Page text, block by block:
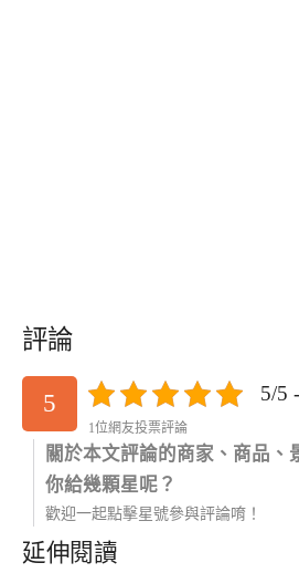
評論
5 5/5
1位網友投票評論
關於本文評論的商家、商品、
你給幾顆星呢？
歡迎一起點擊星號參與評論唷！
延伸閱讀